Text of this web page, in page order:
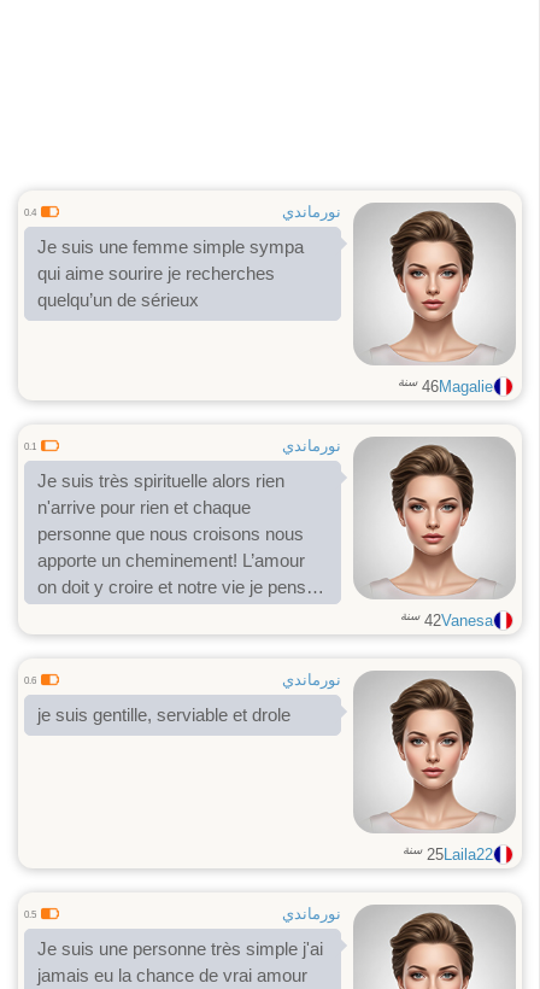
نورماندي 0.4
Je suis une femme simple sympa
qui aime sourire je recherches
quelqu’un de sérieux
Magalie
46 سنة
نورماندي 0.1
Je suis très spirituelle alors rien
n'arrive pour rien et chaque
personne que nous croisons nous
apporte un cheminement! L’amour
on doit y croire et notre vie je pense
positive et l'espoir bien sûr faire
belles choses
Vanesa
42 سنة
نورماندي 0.6
je suis gentille, serviable et drole
Laila22
25 سنة
نورماندي 0.5
Je suis une personne très simple j'ai
jamais eu la chance de vrai amour